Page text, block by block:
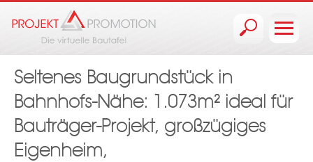
Seltenes Baugrundstück in
Bahnhofs-Nähe: 1.073m² ideal für
Bauträger-Projekt, großzügiges
Eigenheim,